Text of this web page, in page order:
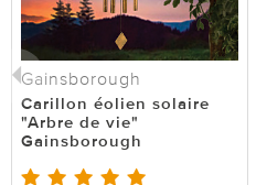
Gainsborough
Carillon éolien solaire
"Arbre de vie"
Gainsborough